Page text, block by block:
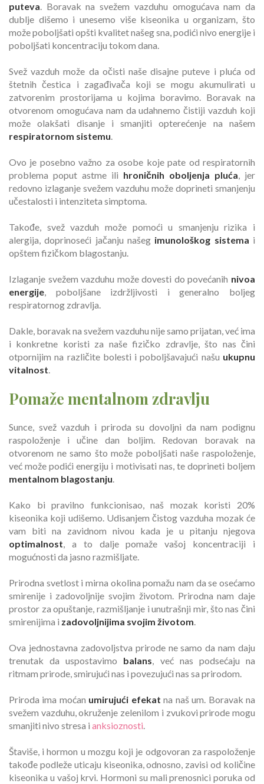
puteva. Boravak na svežem vazduhu omogućava nam da
dublje dišemo i unesemo više kiseonika u organizam, što
može poboljšati opšti kvalitet našeg sna, podići nivo energije i
poboljšati koncentraciju tokom dana.
Svež vazduh može da očisti naše disajne puteve i pluća od
štetnih čestica i zagađivača koji se mogu akumulirati u
zatvorenim prostorijama u kojima boravimo. Boravak na
otvorenom omogućava nam da udahnemo čistiji vazduh koji
može olakšati disanje i smanjiti opterećenje na našem
respiratornom sistemu.
Ovo je posebno važno za osobe koje pate od respiratornih
problema poput astme ili hroničnih oboljenja pluća, jer
redovno izlaganje svežem vazduhu može doprineti smanjenju
učestalosti i intenziteta simptoma.
Takođe, svež vazduh može pomoći u smanjenju rizika i
alergija, doprinoseći jačanju našeg imunološkog sistema i
opštem fizičkom blagostanju.
Izlaganje svežem vazduhu može dovesti do povećanih nivoa
energije, poboljšane izdržljivosti i generalno boljeg
respiratornog zdravlja.
Dakle, boravak na svežem vazduhu nije samo prijatan, već ima
i konkretne koristi za naše fizičko zdravlje, što nas čini
otpornijim na različite bolesti i poboljšavajući našu ukupnu
vitalnost.
Pomaže mentalnom zdravlju
Sunce, svež vazduh i priroda su dovoljni da nam podignu
raspoloženje i učine dan boljim. Redovan boravak na
otvorenom ne samo što može poboljšati naše raspoloženje,
već može podići energiju i motivisati nas, te doprineti boljem
mentalnom blagostanju.
Kako bi pravilno funkcionisao, naš mozak koristi 20%
kiseonika koji udišemo. Udisanjem čistog vazduha mozak će
vam biti na zavidnom nivou kada je u pitanju njegova
optimalnost, a to dalje pomaže vašoj koncentraciji i
mogućnosti da jasno razmišljate.
Prirodna svetlost i mirna okolina pomažu nam da se osećamo
smirenije i zadovoljnije svojim životom. Prirodna nam daje
prostor za opuštanje, razmišljanje i unutrašnji mir, što nas čini
smirenijima i zadovoljnijima svojim životom.
Ova jednostavna zadovoljstva prirode ne samo da nam daju
trenutak da uspostavimo balans, već nas podsećaju na
ritmam prirode, smirujući nas i povezujući nas sa prirodom.
Priroda ima moćan umirujući efekat na naš um. Boravak na
svežem vazduhu, okruženje zelenilom i zvukovi prirode mogu
smanjiti nivo stresa i anksioznosti.
Štaviše, i hormon u mozgu koji je odgovoran za raspoloženje
takođe podleže uticaju kiseonika, odnosno, zavisi od količine
kiseonika u vašoj krvi. Hormoni su mali prenosnici poruka od